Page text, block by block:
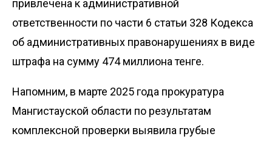
привлечена к административной
ответственности по части 6 статьи 328 Кодекса
об административных правонарушениях в виде
штрафа на сумму 474 миллиона тенге.
Напомним, в марте 2025 года прокуратура
Мангистауской области по результатам
комплексной проверки выявила грубые